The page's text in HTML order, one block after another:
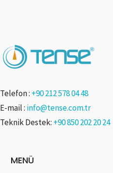
Telefon : +90 212 578 04 48
E-mail : info@tense.com.tr
Teknik Destek: +90 850 202 20 24
MENÜ